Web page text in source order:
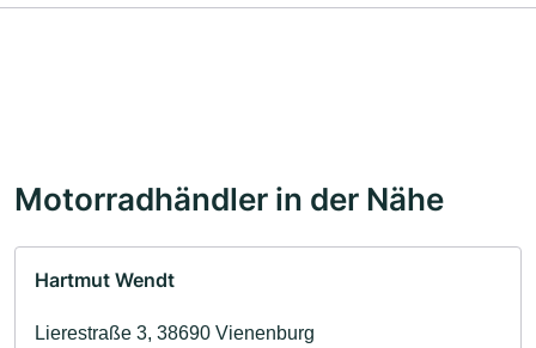
Motorradhändler in der Nähe
Hartmut Wendt
Lierestraße 3, 38690 Vienenburg